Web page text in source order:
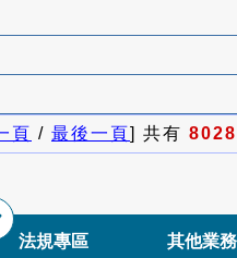
頁 / 最後一頁] 共有 8028
法規專區 其他業務